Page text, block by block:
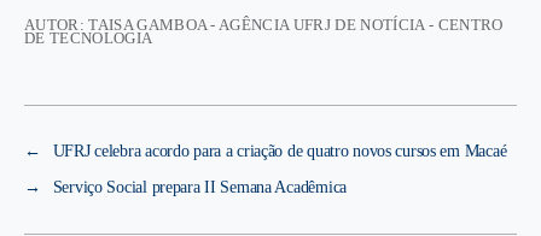
AUTOR: TAISA GAMBOA - AGÊNCIA UFRJ DE NOTÍCIA - CENTRO
DE TECNOLOGIA
←
UFRJ celebra acordo para a criação de quatro novos cursos em Macaé
→
Serviço Social prepara II Semana Acadêmica